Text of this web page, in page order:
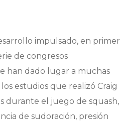
impulsado, en primer
de congresos
han dado lugar a muchas
estudios que realizó Craig
durante el juego de squash,
de sudoración, presión